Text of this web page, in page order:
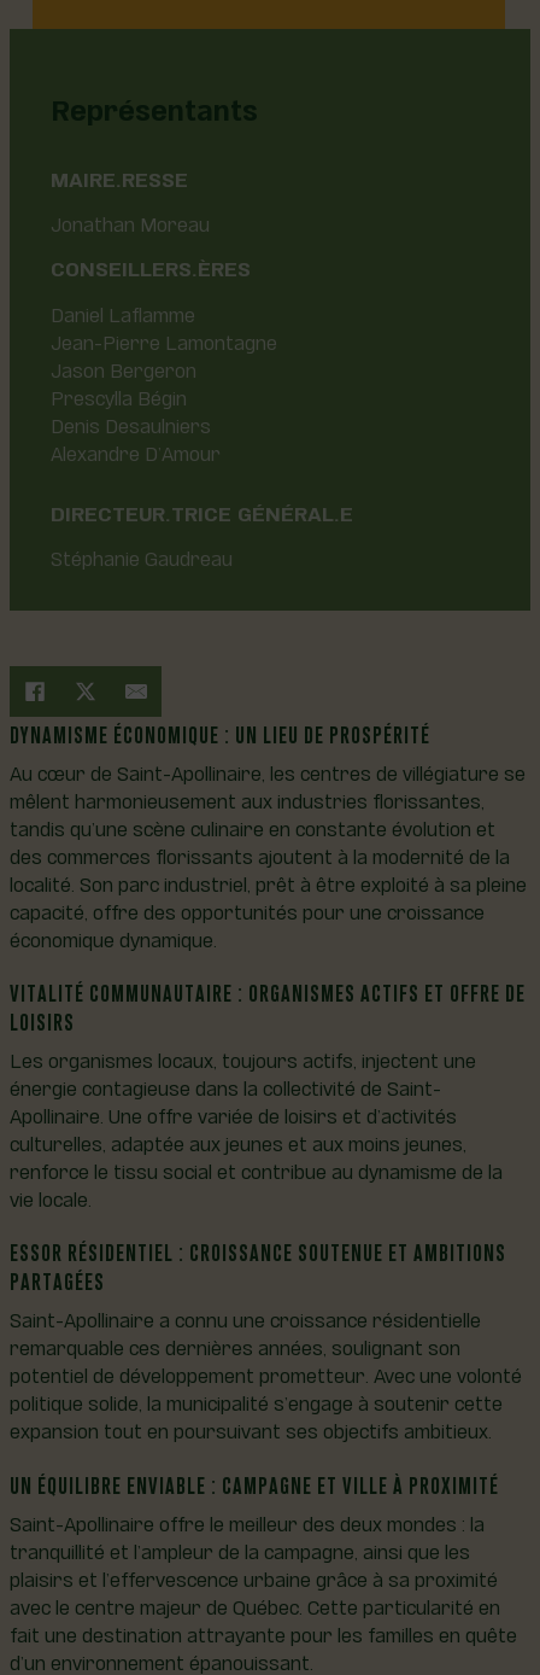
Représentants
MAIRE.RESSE
Jonathan Moreau
CONSEILLERS.ÈRES
Daniel Laflamme
Jean-Pierre Lamontagne
Jason Bergeron
Prescylla Bégin
Denis Desaulniers
Alexandre D’Amour
DIRECTEUR.TRICE GÉNÉRAL.E
Stéphanie Gaudreau
DYNAMISME ÉCONOMIQUE : UN LIEU DE PROSPÉRITÉ
Au cœur de Saint-Apollinaire, les centres de villégiature se
mêlent harmonieusement aux industries florissantes,
tandis qu’une scène culinaire en constante évolution et
des commerces florissants ajoutent à la modernité de la
localité. Son parc industriel, prêt à être exploité à sa pleine
capacité, offre des opportunités pour une croissance
économique dynamique.
VITALITÉ COMMUNAUTAIRE : ORGANISMES ACTIFS ET OFFRE DE
LOISIRS
Les organismes locaux, toujours actifs, injectent une
énergie contagieuse dans la collectivité de Saint-
Apollinaire. Une offre variée de loisirs et d’activités
culturelles, adaptée aux jeunes et aux moins jeunes,
renforce le tissu social et contribue au dynamisme de la
vie locale.
ESSOR RÉSIDENTIEL : CROISSANCE SOUTENUE ET AMBITIONS
PARTAGÉES
Saint-Apollinaire a connu une croissance résidentielle
remarquable ces dernières années, soulignant son
potentiel de développement prometteur. Avec une volonté
politique solide, la municipalité s’engage à soutenir cette
expansion tout en poursuivant ses objectifs ambitieux.
UN ÉQUILIBRE ENVIABLE : CAMPAGNE ET VILLE À PROXIMITÉ
Saint-Apollinaire offre le meilleur des deux mondes : la
tranquillité et l’ampleur de la campagne, ainsi que les
plaisirs et l’effervescence urbaine grâce à sa proximité
avec le centre majeur de Québec. Cette particularité en
fait une destination attrayante pour les familles en quête
d’un environnement épanouissant.